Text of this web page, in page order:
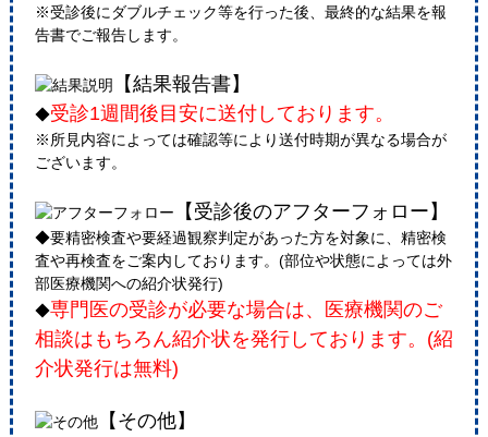
※受診後にダブルチェック等を行った後、最終的な結果を報
告書でご報告します。
【結果報告書】
◆受診1週間後目安に送付しております。
※所見内容によっては確認等により送付時期が異なる場合が
ございます。
【受診後のアフターフォロー】
◆要精密検査や要経過観察判定があった方を対象に、精密検
査や再検査をご案内しております。(部位や状態によっては外
部医療機関への紹介状発行)
◆専門医の受診が必要な場合は、医療機関のご
相談はもちろん紹介状を発行しております。(紹
介状発行は無料)
【その他】